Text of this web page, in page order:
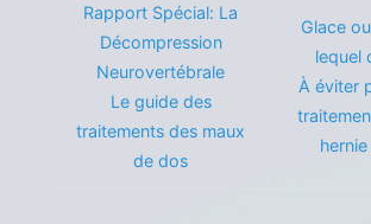
Rapport Spécial: La
Décompression
Neurovertébrale
Le guide des
traitements des maux
de dos
Glace
lequel
À éviter